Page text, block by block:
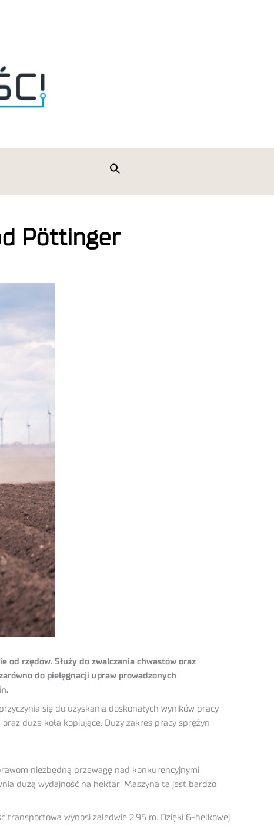
Pöttinger
od rzędów. Służy do zwalczania chwastów oraz
do pielęgnacji upraw prowadzonych
się do uzyskania doskonałych wyników pracy
duże koła kopiujące. Duży zakres pracy sprężyn
niezbędną przewagę nad konkurencyjnymi
dużą wydajność na hektar. Maszyna ta jest bardzo
transportowa wynosi zaledwie 2,95 m. Dzięki 6-belkowej